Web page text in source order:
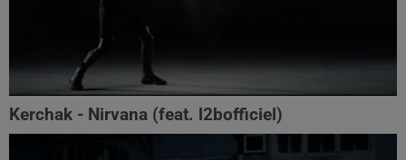
Kerchak - Nirvana (feat. ‪l2bofficiel‬)